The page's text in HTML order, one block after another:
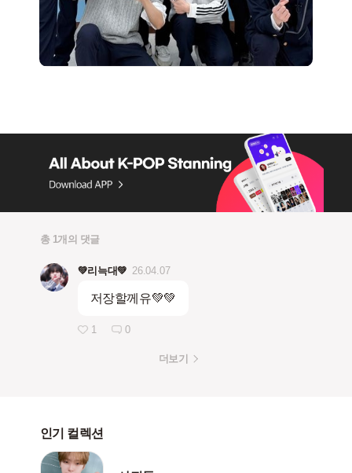
총 1개의 댓글
💚리늑대💚 26.04.07
저장할께유💚💚
1 0
더보기
인기 컬렉션